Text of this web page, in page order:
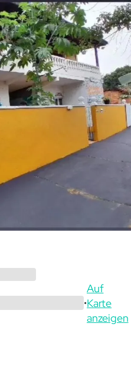
•
Auf
Karte
anzeigen